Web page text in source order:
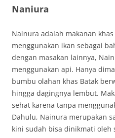
Naniura
Nainura adalah makanan
menggunakan ikan sebagai
dengan masakan lainnya,
menggunakan api. Hanya
bumbu olahan khas Batak
hingga dagingnya lembut.
sehat karena tanpa
Dahulu, Nainura merupakan
kini sudah bisa dinikmati oleh